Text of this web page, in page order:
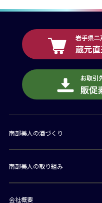
南部美人の酒づくり
南部美人の取り組み
会社概要